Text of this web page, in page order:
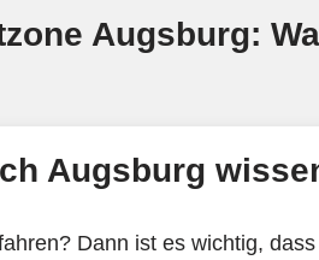
Augsburg:
Augsburg
Dann ist es wichtig,